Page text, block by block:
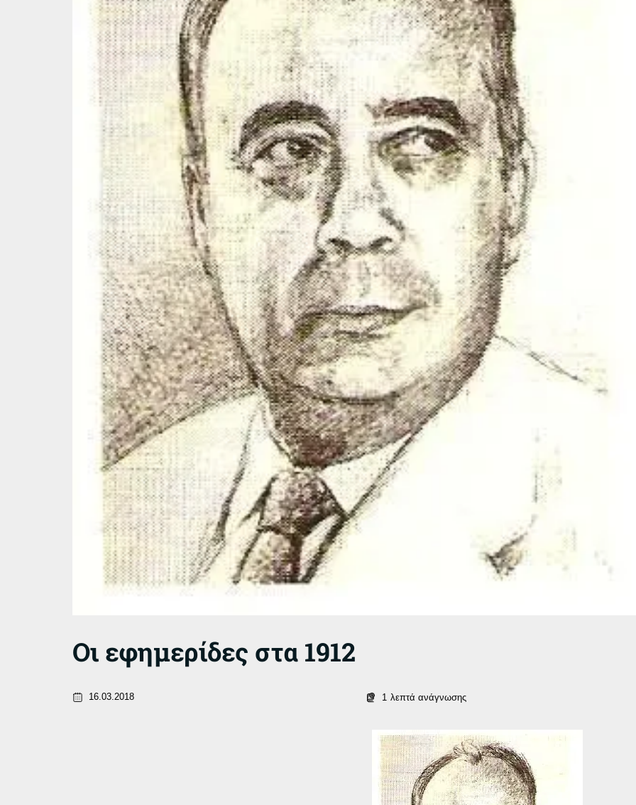
Οι εφημερίδες στα 1912
16.03.2018 1 λεπτά ανάγνωσης